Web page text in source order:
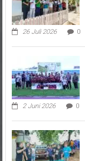
26 Juli 2026 0
2 Juni 2026 0